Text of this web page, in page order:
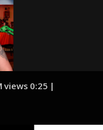
views 0:25 |